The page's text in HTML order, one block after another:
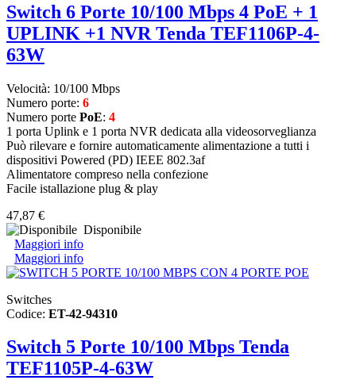
Switch 6 Porte 10/100 Mbps 4 PoE + 1
UPLINK +1 NVR Tenda TEF1106P-4-
63W
Velocità: 10/100 Mbps
Numero porte: 6
Numero porte PoE: 4
1 porta Uplink e 1 porta NVR dedicata alla videosorveglianza
Può rilevare e fornire automaticamente alimentazione a tutti i
dispositivi Powered (PD) IEEE 802.3af
Alimentatore compreso nella confezione
Facile istallazione plug & play
47,87 €
Disponibile
Maggiori info
Maggiori info
Switches
Codice: ET-42-94310
Switch 5 Porte 10/100 Mbps Tenda
TEF1105P-4-63W